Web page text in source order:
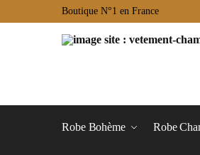
Boutique N°1 en France
Robe Bohème Robe